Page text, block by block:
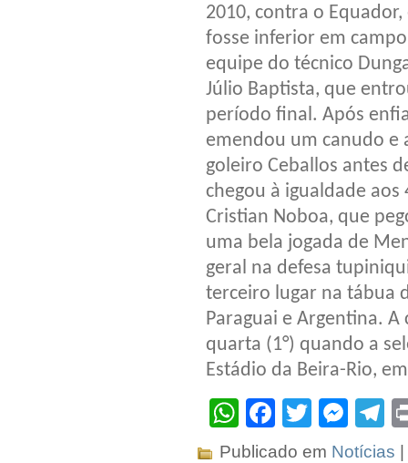
2010, contra o
fosse inferior em
equipe do técnico
Júlio Baptista, que
período final. Após
emendou um canudo e
goleiro Ceballos antes
chegou à igualdade
Cristian Noboa, que
uma bela jogada de
geral na defesa
terceiro lugar na tábua
Paraguai e Argentina.
quarta (1°) quando a
Estádio da Beira-Rio,
WhatsApp
Facebook
Twitter
Publicado em Notícias